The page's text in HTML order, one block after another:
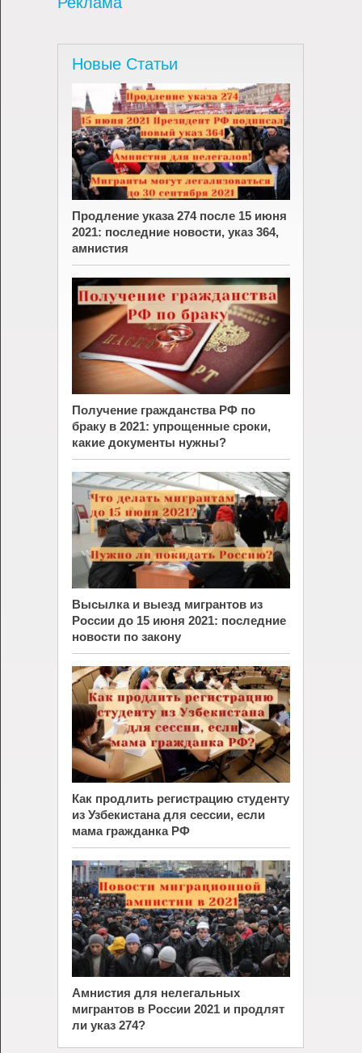
Новые Статьи
Продление указа 274 после 15 июня
2021: последние новости, указ 364,
амнистия
Получение гражданства РФ по
браку в 2021: упрощенные сроки,
какие документы нужны?
Высылка и выезд мигрантов из
России до 15 июня 2021: последние
новости по закону
Как продлить регистрацию студенту
из Узбекистана для сессии, если
мама гражданка РФ
Амнистия для нелегальных
мигрантов в России 2021 и продлят
ли указ 274?